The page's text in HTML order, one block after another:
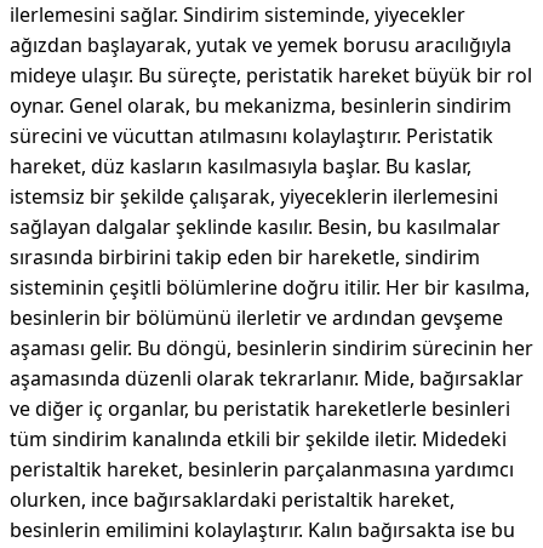
ilerlemesini sağlar. Sindirim sisteminde, yiyecekler
ağızdan başlayarak, yutak ve yemek borusu aracılığıyla
mideye ulaşır. Bu süreçte, peristatik hareket büyük bir rol
oynar. Genel olarak, bu mekanizma, besinlerin sindirim
sürecini ve vücuttan atılmasını kolaylaştırır. Peristatik
hareket, düz kasların kasılmasıyla başlar. Bu kaslar,
istemsiz bir şekilde çalışarak, yiyeceklerin ilerlemesini
sağlayan dalgalar şeklinde kasılır. Besin, bu kasılmalar
sırasında birbirini takip eden bir hareketle, sindirim
sisteminin çeşitli bölümlerine doğru itilir. Her bir kasılma,
besinlerin bir bölümünü ilerletir ve ardından gevşeme
aşaması gelir. Bu döngü, besinlerin sindirim sürecinin her
aşamasında düzenli olarak tekrarlanır. Mide, bağırsaklar
ve diğer iç organlar, bu peristatik hareketlerle besinleri
tüm sindirim kanalında etkili bir şekilde iletir. Midedeki
peristaltik hareket, besinlerin parçalanmasına yardımcı
olurken, ince bağırsaklardaki peristaltik hareket,
besinlerin emilimini kolaylaştırır. Kalın bağırsakta ise bu